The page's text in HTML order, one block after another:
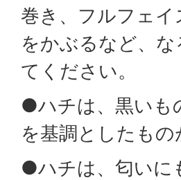
巻き、フルフェ
をかぶるなど、
てください。
●ハチは、黒いも
を基調としたもの
●ハチは、匂いに